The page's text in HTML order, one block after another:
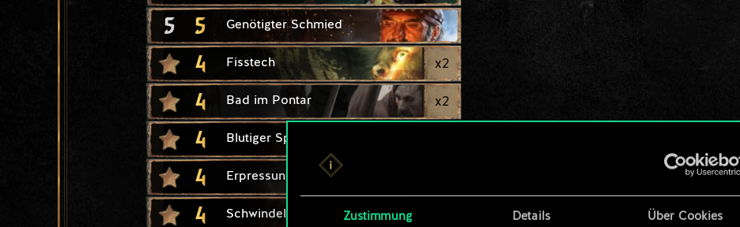
Zustimmung Details Über Cookies
5 5 Genötigter Schmied
4 Fisstech x2
4 Bad im Pontar x2
4 Blutiger Spaß
4 Erpressung
4 Schwindel